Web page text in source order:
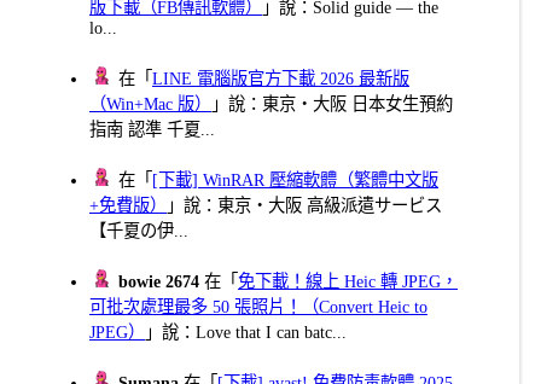
版下載（FB傳訊軟體）
」說：Solid guide — the
lo...
在「LINE 電腦版官方下載 2026 最新版
（Win+Mac 版）
」說：東京・大阪 日本女生預約
指南 認準 千夏...
在「 [下載] WinRAR 壓縮軟體（繁體中文版
+免費版）
」說：東京・大阪 高級派遣サービス
【千夏の伊...
bowie 2674 在「免下載！線上 Heic 轉 JPEG，
可批次處理最多 50 張照片！（Convert Heic to
JPEG）
」說：Love that I can batc...